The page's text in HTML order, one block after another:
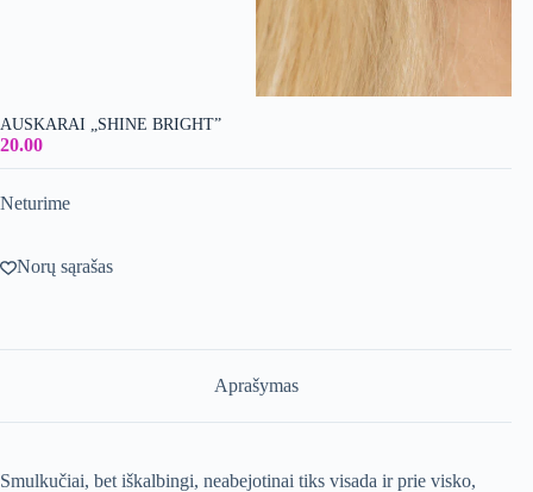
AUSKARAI „SHINE BRIGHT”
20.00
Neturime
Norų sąrašas
Aprašymas
Smulkučiai, bet iškalbingi, neabejotinai tiks visada ir prie visko,